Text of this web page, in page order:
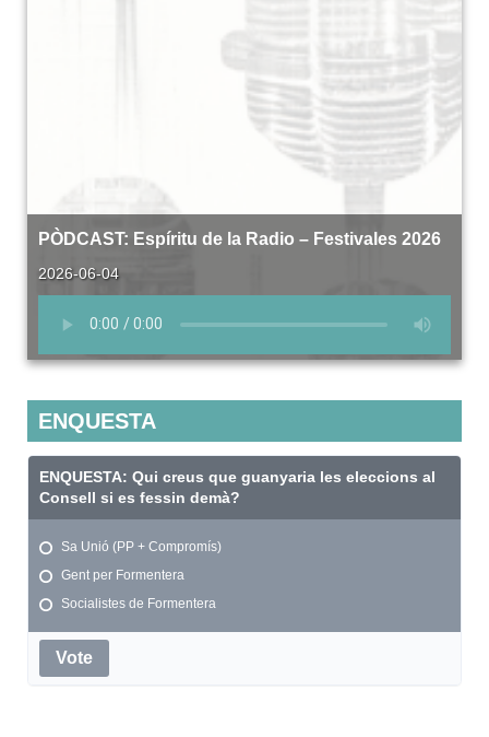
PÒDCAST: Espíritu de la Radio – Festivales 2026
2026-06-04
ENQUESTA
ENQUESTA: Qui creus que guanyaria les eleccions al
Consell si es fessin demà?
Sa Unió (PP + Compromís)
Gent per Formentera
Socialistes de Formentera
Vote